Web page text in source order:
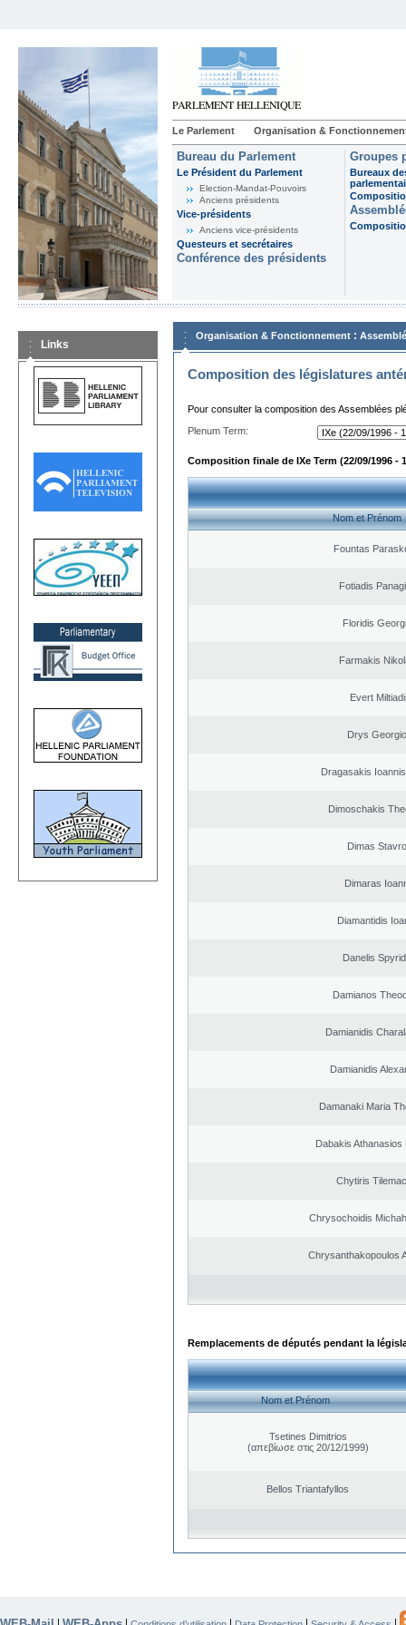
Le Parlement Organisation &
Bureau du Parlement
Le Président du Parlement
Election-Mandat-Pouvoirs
Anciens présidents
Vice-présidents
Anciens vice-présidents
Questeurs et secrétaires
Conférence des présidents
Groupes
Bureaux
Links
Organisation & Fonctionnement :
Composition des législatures
Pour consulter la composition des Assemblées
Plenum Term:
Composition finale de IXe Term (22/09/1996 -
Nom et Prénom
Fountas
Fotiadis
Floridis
Farmakis
Evert
Drys
Dragasakis
Dimoschakis
Dimas
Dimaras
Diamantidis
Danelis
Damianos
Damianidis
Damianidis
Damanaki Maria
Dabakis Athanasios
Chytiris
Chrysochoidis
Chrysanthakopoulos
Remplacements de députés pendant la
Nom et Prénom
Tsetines Dimitrios
(απεβίωσε στις 20/12/1999)
Bellos Triantafyllos
| | | | |